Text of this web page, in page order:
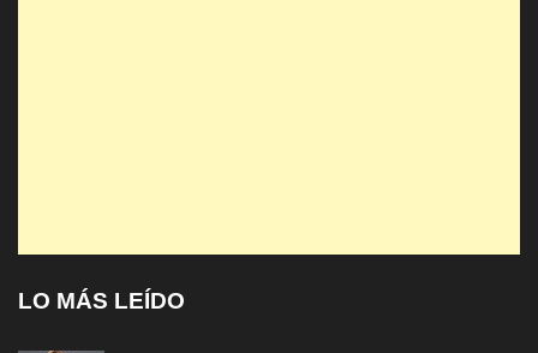
LO MÁS LEÍDO